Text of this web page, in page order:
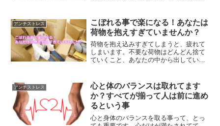
するべき事をご紹介していきます。
アンチストレス
こぼれる事で楽になる！あなたは
荷物を抱えすぎていませんか？
荷物を抱え込みすぎてしまうと、疲れて
しまいます。不要な荷物はどんどん捨て
ていくこと、あなたの中から出していく
アンチストレス
心と体のバランスは取れてます
か？すべてが揃って人は前に進め
るという事
心と身体のバランスを取る事って、とっ